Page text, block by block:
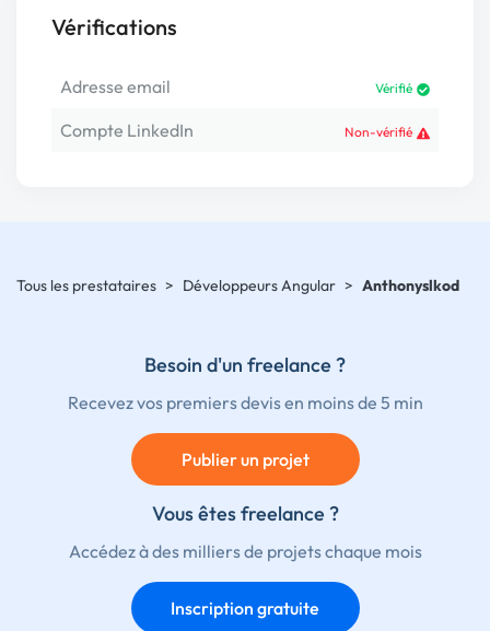
Vérifications
Adresse email Vérifié
Compte LinkedIn Non-vérifié
Tous les prestataires > Développeurs Angular > Anthonyslkod
Besoin d'un freelance ?
Recevez vos premiers devis en moins de 5 min
Publier un projet
Vous êtes freelance ?
Accédez à des milliers de projets chaque mois
Inscription gratuite